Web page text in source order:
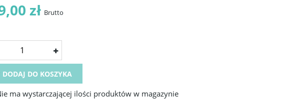
zł Brutto
DODAJ DO KOSZYKA
ma wystarczającej ilości produktów w magazynie